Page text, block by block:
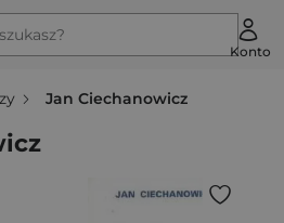
Konto
Jan Ciechanowicz